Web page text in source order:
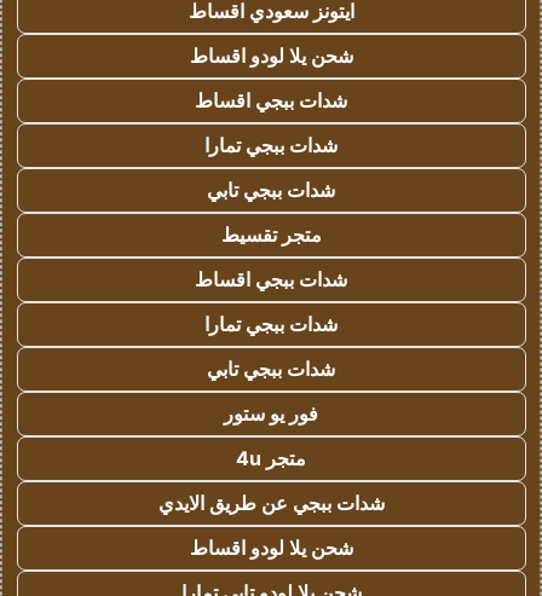
ايتونز سعودي اقساط
شحن يلا لودو اقساط
شدات ببجي اقساط
شدات ببجي تمارا
شدات ببجي تابي
متجر تقسيط
شدات ببجي اقساط
شدات ببجي تمارا
شدات ببجي تابي
فور يو ستور
متجر 4u
شدات ببجي عن طريق الايدي
شحن يلا لودو اقساط